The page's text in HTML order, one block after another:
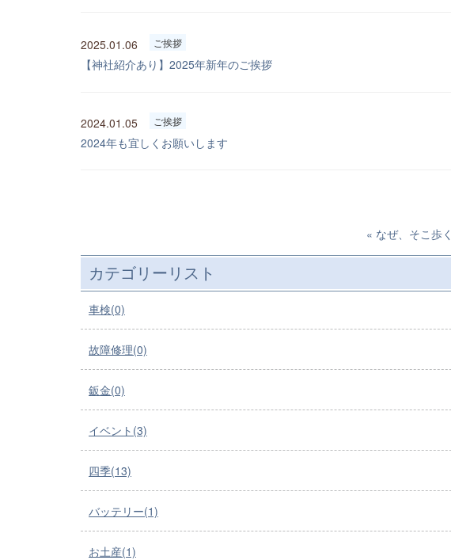
2025.01.06 ご挨拶
【神社紹介あり】2025年新年のご挨拶
2024.01.05 ご挨拶
2024年も宜しくお願いします
« なぜ、そこ歩
カテゴリーリスト
車検(0)
故障修理(0)
鈑金(0)
イベント(3)
四季(13)
バッテリー(1)
お土産(1)